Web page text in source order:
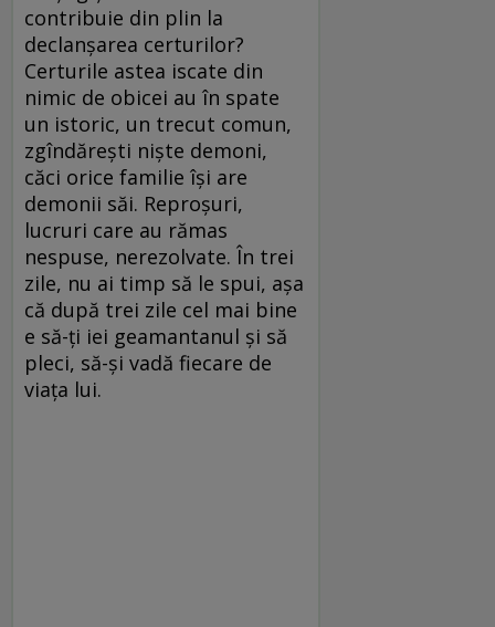
contribuie din plin la
declanșarea certurilor?
Certurile astea iscate din
nimic de obicei au în spate
un istoric, un trecut comun,
zgîndărești niște demoni,
căci orice familie își are
demonii săi. Reproșuri,
lucruri care au rămas
nespuse, nerezolvate. În trei
zile, nu ai timp să le spui, așa
că după trei zile cel mai bine
e să-ți iei geamantanul și să
pleci, să-și vadă fiecare de
viața lui.